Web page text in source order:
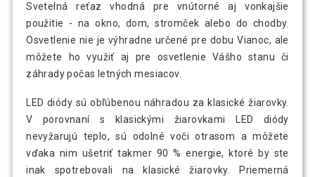
Svetelná reťaz vhodná pre vnútorné aj vonkajšie
použitie - na okno, dom, stromček alebo do chodby.
Osvetlenie nie je výhradne určené pre dobu Vianoc, ale
môžete ho využiť aj pre osvetlenie Vášho stanu či
záhrady počas letných mesiacov.
LED diódy sú obľúbenou náhradou za klasické žiarovky.
V porovnaní s klasickými žiarovkami LED diódy
nevyžarujú teplo, sú odolné voči otrasom a môžete
vďaka nim ušetriť takmer 90 % energie, ktoré by ste
inak spotrebovali na klasické žiarovky. Priemerná